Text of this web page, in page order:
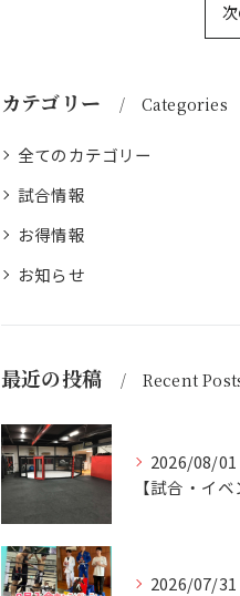
カテゴリー Categories
全てのカテゴリー
試合情報
お得情報
お知らせ
最近の投稿 Recent
2026/08/01
2026/07/31